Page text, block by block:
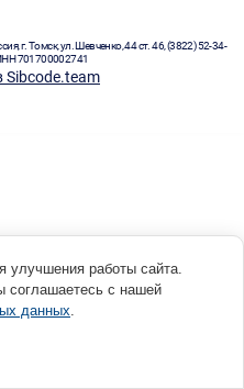
г. Томск, ул. Шевченко, 44 ст. 46, (3822) 52-34-
701700002741
Sibcode.team
работы сайта.
соглашаетесь с нашей
данных.